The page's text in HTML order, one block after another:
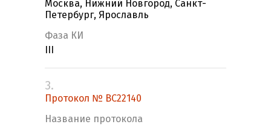
Москва, Нижний Новгород, Санкт-
Петербург, Ярославль
Фаза КИ
3.
Протокол № BC22140
Название протокола